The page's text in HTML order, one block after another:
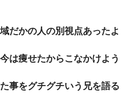
だかの人の別視点あったよ
は痩せたからこなかけよう
事をグチグチいう兄を語る